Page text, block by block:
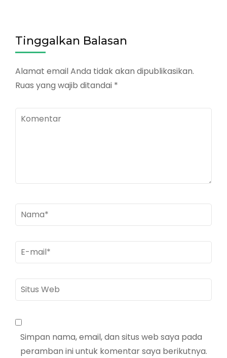
Tinggalkan Balasan
Alamat email Anda tidak akan dipublikasikan.
Ruas yang wajib ditandai *
Komentar
Nama*
E-
mail*
Situs
Web
Simpan nama, email, dan situs web saya pada
peramban ini untuk komentar saya berikutnya.